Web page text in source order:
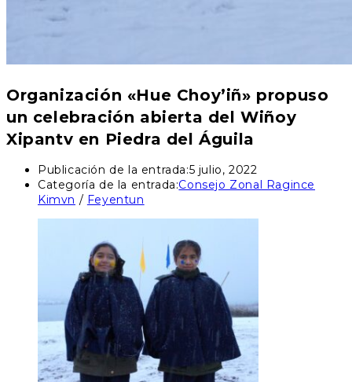
Organización «Hue Choy’iñ» propuso
un celebración abierta del Wiñoy
Xipantv en Piedra del Águila
Publicación de la entrada:5 julio, 2022
Categoría de la entrada:Consejo Zonal Ragince
Kimvn / Feyentun